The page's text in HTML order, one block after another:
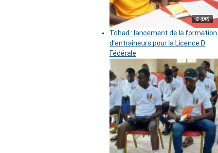
© (DR)
Tchad : lancement de la formation
d’entraîneurs pour la Licence D
Fédérale